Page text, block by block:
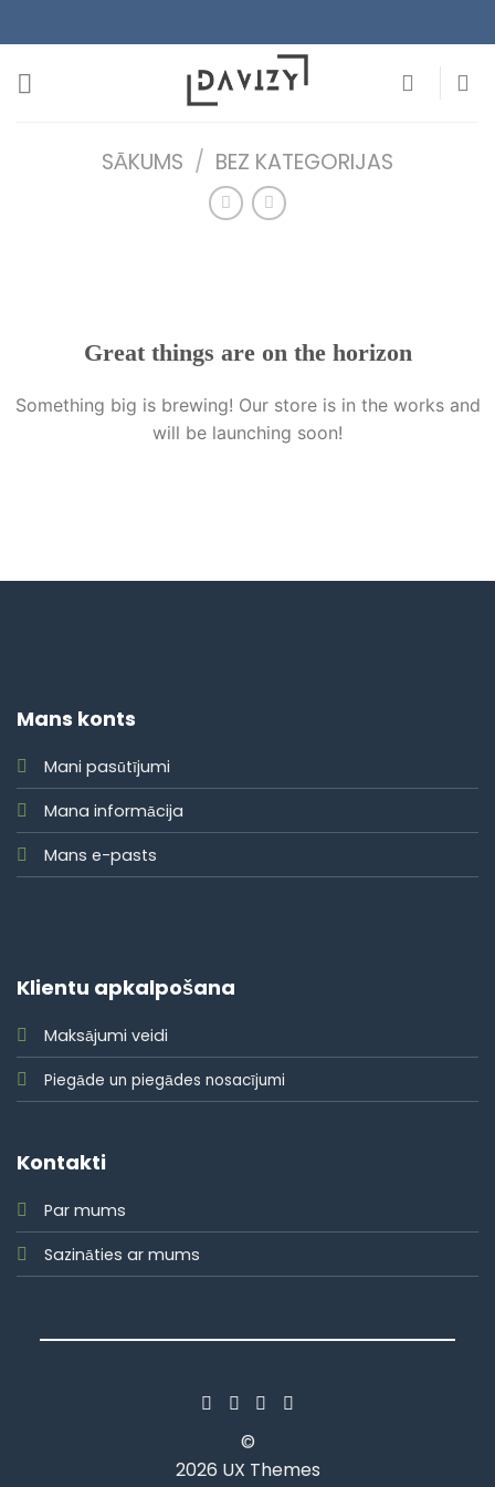
to
content
SĀKUMS / BEZ KATEGORIJAS
Great things are on the horizon
Something big is brewing! Our store is in the works and
will be launching soon!
Mans konts
Mani pasūtījumi
Mana informācija
Mans e-pasts
Klientu apkalpošana
Maksājumi veidi
Piegāde un piegādes nosacījumi
Kontakti
Par mums
Sazināties ar mums
©
2026 UX Themes